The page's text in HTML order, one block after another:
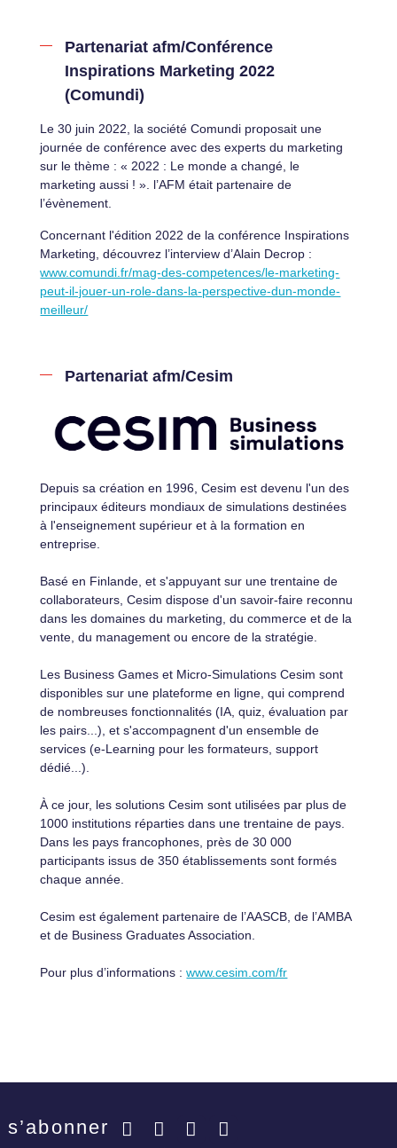
Partenariat afm/Conférence
Inspirations Marketing 2022
(Comundi)
Le 30 juin 2022, la société Comundi proposait une
journée de conférence avec des experts du marketing
sur le thème : « 2022 : Le monde a changé, le
marketing aussi ! ». l’AFM était partenaire de
l’évènement.
Concernant l'édition 2022 de la conférence Inspirations
Marketing, découvrez l’interview d’Alain Decrop :
www.comundi.fr/mag-des-competences/le-marketing-
peut-il-jouer-un-role-dans-la-perspective-dun-monde-
meilleur/
Partenariat afm/Cesim
Depuis sa création en 1996, Cesim est devenu l'un des
principaux éditeurs mondiaux de simulations destinées
à l'enseignement supérieur et à la formation en
entreprise.
Basé en Finlande, et s'appuyant sur une trentaine de
collaborateurs, Cesim dispose d'un savoir-faire reconnu
dans les domaines du marketing, du commerce et de la
vente, du management ou encore de la stratégie.
Les Business Games et Micro-Simulations Cesim sont
disponibles sur une plateforme en ligne, qui comprend
de nombreuses fonctionnalités (IA, quiz, évaluation par
les pairs...), et s'accompagnent d'un ensemble de
services (e-Learning pour les formateurs, support
dédié...).
À ce jour, les solutions Cesim sont utilisées par plus de
1000 institutions réparties dans une trentaine de pays.
Dans les pays francophones, près de 30 000
participants issus de 350 établissements sont formés
chaque année.
Cesim est également partenaire de l’AASCB, de l’AMBA
et de Business Graduates Association.
Pour plus d’informations :www.cesim.com/fr
s’abonner